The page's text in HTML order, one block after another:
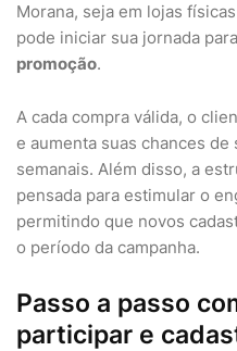
Morana, seja em lojas
pode iniciar sua jornada para
promoção.
A cada compra válida, o
e aumenta suas chances
semanais. Além disso, a
pensada para estimular o
permitindo que novos
o período da campanha.
Passo a passo
participar e